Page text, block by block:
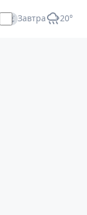
Завтра +20°